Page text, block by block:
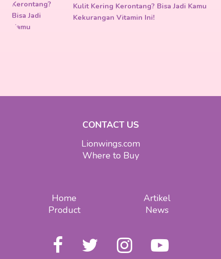
Kulit Kering Kerontang? Bisa Jadi Kamu
Kekurangan Vitamin Ini!
CONTACT US
Lionwings.com
Where to Buy
Home
Product
Artikel
News